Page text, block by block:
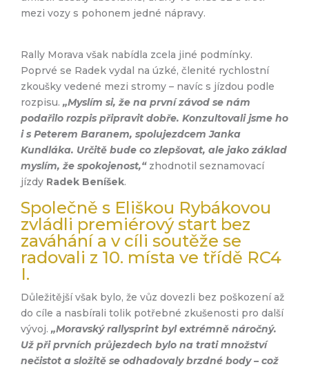
mezi vozy s pohonem jedné nápravy.
Rally Morava však nabídla zcela jiné podmínky.
Poprvé se Radek vydal na úzké, členité rychlostní
zkoušky vedené mezi stromy – navíc s jízdou podle
rozpisu. „Myslím si, že na první závod se nám
podařilo rozpis připravit dobře. Konzultovali jsme ho
i s Peterem Baranem, spolujezdcem Janka
Kundláka. Určitě bude co zlepšovat, ale jako základ
myslím, že spokojenost,“zhodnotil seznamovací
jízdy Radek Beníšek.
Společně s Eliškou Rybákovou
zvládli premiérový start bez
zaváhání a v cíli soutěže se
radovali z 10. místa ve třídě RC4
I.
Důležitější však bylo, že vůz dovezli bez poškození až
do cíle a nasbírali tolik potřebné zkušenosti pro další
vývoj. „Moravský rallysprint byl extrémně náročný.
Už při prvních průjezdech bylo na trati množství
nečistot a složitě se odhadovaly brzdné body – což